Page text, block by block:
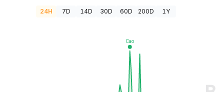
24H 7D 14D 30D 60D 200D 1Y